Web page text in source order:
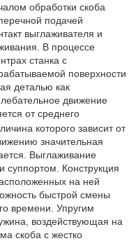
обработки скоба
подачей
выглаживателя и
В процессе
станка с
поверхности
деталью как
движение
от среднего
которого зависит от
значительная
Выглаживание
суппортом. Конструкция
на ней
быстрой смены
времени. Упругим
воздействующая на
скоба с жестко